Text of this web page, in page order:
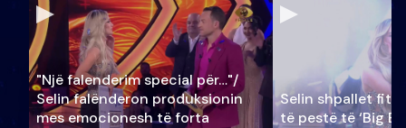
"Një falenderim special për…"/
Selin falënderon produksionin
mes emocionesh të forta
Selin shpallet
të pestë të ‘Big